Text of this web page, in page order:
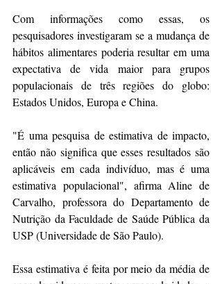
Com informações como essas, os
pesquisadores investigaram se a mudança de
hábitos alimentares poderia resultar em uma
expectativa de vida maior para grupos
populacionais de três regiões do globo:
Estados Unidos, Europa e China.
"É uma pesquisa de estimativa de impacto,
então não significa que esses resultados são
aplicáveis em cada indivíduo, mas é uma
estimativa populacional", afirma Aline de
Carvalho, professora do Departamento de
Nutrição da Faculdade de Saúde Pública da
USP (Universidade de São Paulo).
Essa estimativa é feita por meio da média de